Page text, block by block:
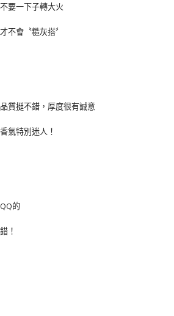
要一下子轉大火
不會〝糙灰搭〞
質挺不錯，厚度很有誠意
氣特別迷人！
的
！